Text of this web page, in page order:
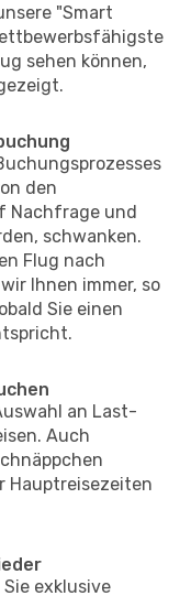
"Smart
sehen können,
den
Nachfrage und
schwanken.
Flug nach
Ihnen immer, so
Sie einen
an Last-
Auch
Hauptreisezeiten
exklusive